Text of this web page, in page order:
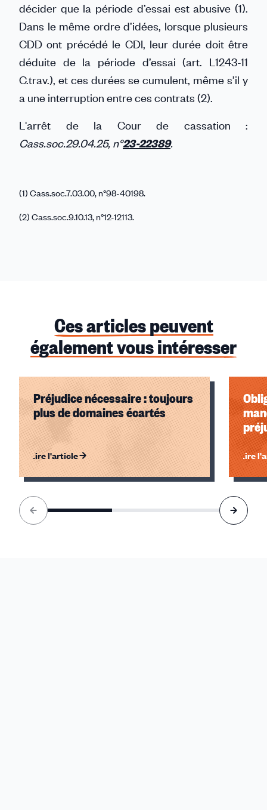
décider que la période d’essai est abusive (1).
Dans le même ordre d’idées, lorsque plusieurs
CDD ont précédé le CDI, leur durée doit être
déduite de la période d’essai (art. L1243-11
C.trav.), et ces durées se cumulent, même s’il y
a une interruption entre ces contrats (2).
L'arrêt de la Cour de cassation :
Cass.soc.29.04.25, n°23-22389.
(1) Cass.soc.7.03.00, n°98-40198.
(2) Cass.soc.9.10.13, n°12-12113.
Ces articles peuvent
également vous intéresser
Préjudice nécessaire : toujours
plus de domaines écartés
Lire l'article Lire